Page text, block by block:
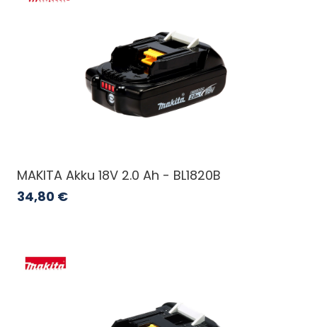
MAKITA Akku 18V 2.0 Ah - BL1820B
34,80 €